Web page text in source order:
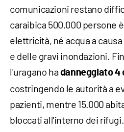
comunicazioni restano
caraibica 500.000 persone
elettricità, né acqua a
e delle gravi inondazioni.
l'uragano ha danneggiato 4
costringendo le autorità a
pazienti, mentre 15.000
bloccati all'interno dei